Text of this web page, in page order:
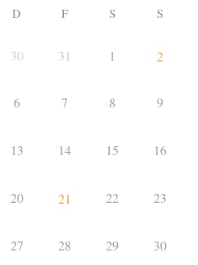
D F S S
30 31 1 2
6 7 8 9
13 14 15 16
20 21 22 23
27 28 29 30